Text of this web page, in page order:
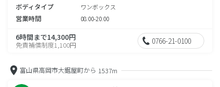
ボディタイプ ワンボックス
営業時間 08:00-20:00
6時間まで14,300円
免責補償制度1,100円 0766-21-0100
富山県高岡市大鋸屋町から 1537m